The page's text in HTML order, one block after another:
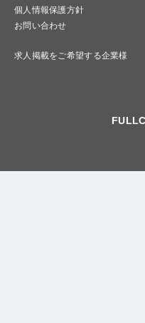
個人情報保護方針
お問い合わせ
求人掲載をご希望する企業様